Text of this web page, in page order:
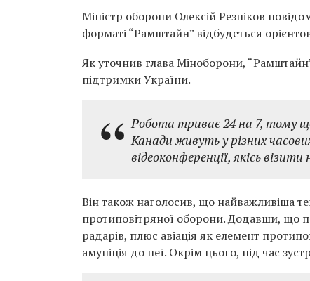
Міністр оборони Олексій Резніков
форматі “Рамштайн” відбудеться
Як уточнив глава Міноборони,
підтримки України.
Робота триває 24 на 7, тому
Канади живуть у різних
відеоконференції, якісь
Він також наголосив, що найважливіша
протиповітряної оборони. Додавши, що
радарів, плюс авіація як елемент
амуніція до неї. Окрім цього, під час